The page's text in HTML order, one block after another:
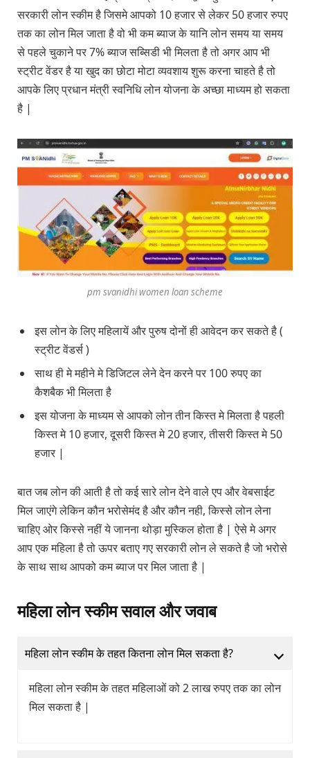
सरकारी लोन स्कीम है जिसमे आपको 10 हजार से लेकर 50 हजार रुपए
तक का लोन मिल जाता है वो भी कम ब्याज के यानि लोन समय या समय
से पहले चुकाने पर 7% ब्याज सब्सिडी भी मिलता है तो अगर आप भी
स्ट्रीट वेंडर है या खुद का छोटा मोटा व्यवशाय शुरू करना चाहते है तो
आपके लिए प्रधान मंत्री स्वनिधि लोन योजना के अच्छा माध्यम हो सकता
है |
pm svanidhi women loan scheme
इस लोन के लिए महिलायें और पुरुष दोनों ही आवेदन कर सकते है (
स्ट्रीट वेंडर्स )
साथ ही मे महीने मे डिजिटल लेने देन करने पर 100 रुपए का
कैशबैक भी मिलता है
इस योजना के माध्यम से आपको लोन तीन किस्त मे मिलता है पहली
किस्त मे 10 हजार, दूसरी किस्त मे 20 हजार, तीसरी किस्त मे 50
हजार |
बात जब लोन की आती है तो कई सारे लोन देने वाले एप और वेबसाईट
मिल जाएंगे लेकिन कौन भरोसेमंद है और कौन नही, किस्से लोन लेना
चाहिए ओर किस्से नहीं ये जानना थोड़ा मुस्किल होता है | ऐसे मे अगर
आप एक महिला है तो ऊपर बताए गए सरकारी लोन ले सकते है जो भरोसे
के साथ साथ आपको कम ब्याज पर मिल जाता है |
महिला लोन स्कीम सवाल और जवाब
महिला लोन स्कीम के तहत कितना लोन मिल सकता है?
महिला लोन स्कीम के तहत महिलाओं को 2 लाख रुपए तक का लोन
मिल सकता है |